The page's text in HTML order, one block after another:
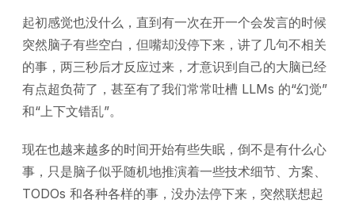
起初感觉也没什么，直到有一次在开一个会发言的时候
突然脑子有些空白，但嘴却没停下来，讲了几句不相关
的事，两三秒后才反应过来，才意识到自己的大脑已经
有点超负荷了，甚至有了我们常常吐槽 LLMs 的“幻觉”
和“上下文错乱”。
现在也越来越多的时间开始有些失眠，倒不是有什么心
事，只是脑子似乎随机地推演着一些技术细节、方案、
TODOs 和各种各样的事，没办法停下来，突然联想起